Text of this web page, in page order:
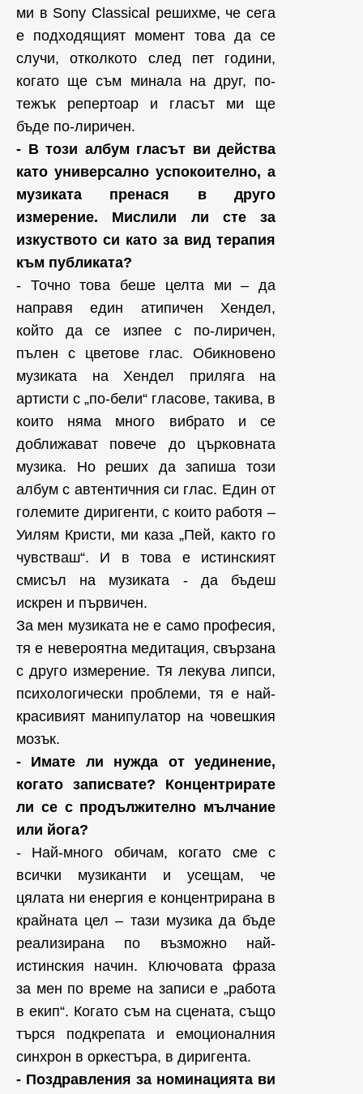
ми в Sony Classical решихме, че сега
е подходящият момент това да се
случи, отколкото след пет години,
когато ще съм минала на друг, по-
тежък репертоар и гласът ми ще
бъде по-лиричен.
- В този албум гласът ви действа
като универсално успокоително, а
музиката пренася в друго
измерение. Мислили ли сте за
изкуството си като за вид терапия
към публиката?
- Точно това беше целта ми – да
направя един атипичен Хендел,
който да се изпее с по-лиричен,
пълен с цветове глас. Обикновено
музиката на Хендел приляга на
артисти с „по-бели“ гласове, такива, в
които няма много вибрато и се
доближават повече до църковната
музика. Но реших да запиша този
албум с автентичния си глас. Един от
големите диригенти, с които работя –
Уилям Кристи, ми каза „Пей, както го
чувстваш“. И в това е истинският
смисъл на музиката - да бъдеш
искрен и първичен.
За мен музиката не е само професия,
тя е невероятна медитация, свързана
с друго измерение. Тя лекува липси,
психологически проблеми, тя е най-
красивият манипулатор на човешкия
мозък.
- Имате ли нужда от уединение,
когато записвате? Концентрирате
ли се с продължително мълчание
или йога?
- Най-много обичам, когато сме с
всички музиканти и усещам, че
цялата ни енергия е концентрирана в
крайната цел – тази музика да бъде
реализирана по възможно най-
истинския начин. Ключовата фраза
за мен по време на записи е „работа
в екип“. Когато съм на сцената, също
търся подкрепата и емоционалния
синхрон в оркестъра, в диригента.
- Поздравления за номинацията ви